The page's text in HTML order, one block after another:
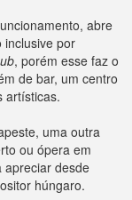
abre
inclusive por
, porém esse faz o
de bar, um centro
artísticas.
uma outra
ou ópera em
apreciar desde
húngaro.